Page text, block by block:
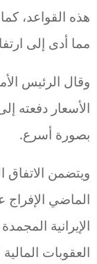
هذه القواعد،
مما أدى إلى
وقال الرئيس
الأسعار دفعته
بصورة أسرع.
ويتضمن
الماضي الإفراج
الإيرانية
العقوبات